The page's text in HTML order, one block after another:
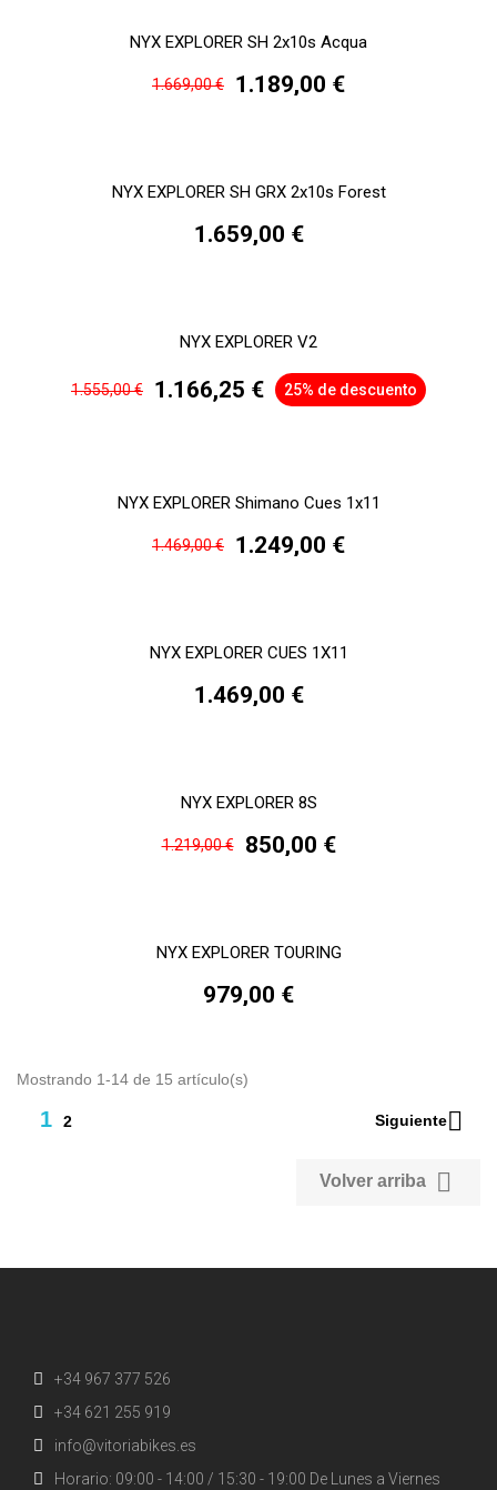
NYX EXPLORER SH 2x10s Acqua
1.669,00 € 1.189,00 €
NYX EXPLORER SH GRX 2x10s Forest
1.659,00 €
NYX EXPLORER V2
1.555,00 € 1.166,25 € 25% de descuento
NYX EXPLORER Shimano Cues 1x11
1.469,00 € 1.249,00 €
NYX EXPLORER CUES 1X11
1.469,00 €
NYX EXPLORER 8S
1.219,00 € 850,00 €
NYX EXPLORER TOURING
979,00 €
Mostrando 1-14 de 15 artículo(s)
1 2 Siguiente
Volver arriba 
+34 967 377 526
+34 621 255 919
info@vitoriabikes.es
Horario: 09:00 - 14:00 / 15:30 - 19:00 De Lunes a Viernes